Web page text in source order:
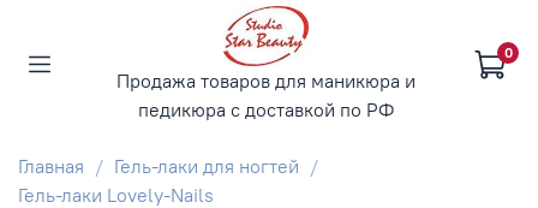
Продажа товаров для маникюра и
педикюра с доставкой по РФ
0
Главная
Гель-лаки для ногтей
Гель-лаки Lovely-Nails